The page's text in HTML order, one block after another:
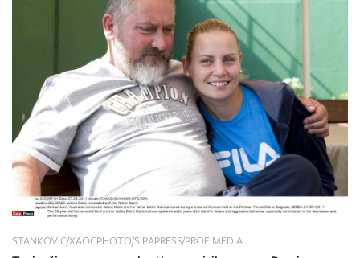
STANKOVIC/XAOCPHOTO/SIPAPRESS/PROFIMEDIA